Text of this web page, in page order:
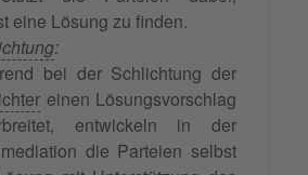
eine Lösung zu finden.
:
bei der Schlichtung der
einen Lösungsvorschlag
entwickeln in der
die Parteien selbst